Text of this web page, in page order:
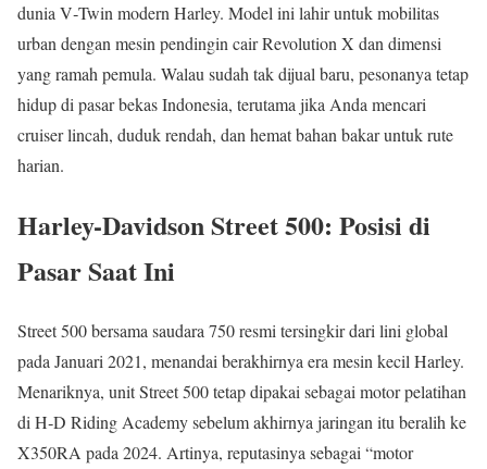
dunia V‑Twin modern Harley. Model ini lahir untuk mobilitas
urban dengan mesin pendingin cair Revolu­tion X dan dimensi
yang ramah pemula. Walau sudah tak dijual baru, pesonanya tetap
hidup di pasar bekas Indonesia, terutama jika Anda mencari
cruiser lincah, duduk rendah, dan hemat bahan bakar untuk rute
harian.
Harley-Davidson Street 500: Posisi di
Pasar Saat Ini
Street 500 bersama saudara 750 resmi tersingkir dari lini global
pada Januari 2021, menandai berakhirnya era mesin kecil Harley.
Menariknya, unit Street 500 tetap dipakai sebagai motor pelatihan
di H‑D Riding Academy sebelum akhirnya jaringan itu beralih ke
X350RA pada 2024. Artinya, reputasinya sebagai “motor